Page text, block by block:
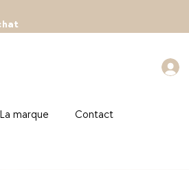
La marque Contact